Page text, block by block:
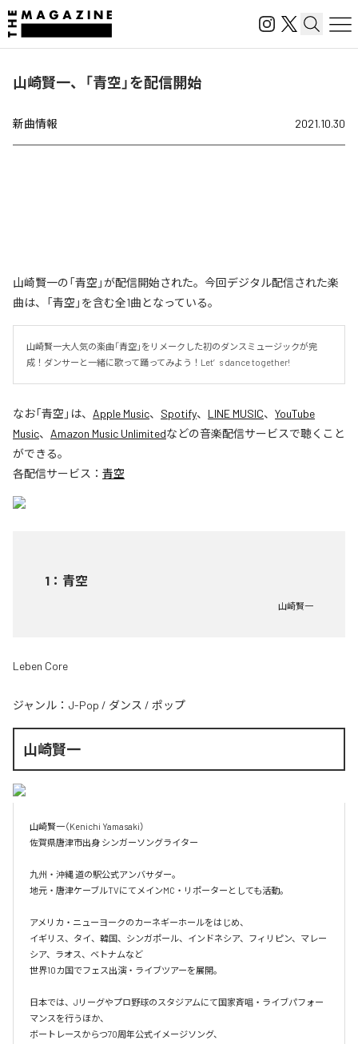
山崎賢一、「青空」を配信開始
新曲情報 2021.10.30
山崎賢一の「青空」が配信開始された。今回デジタル配信された楽
曲は、「青空」を含む全1曲となっている。
山崎賢一大人気の楽曲「青空」をリメークした初のダンスミュージックが完
成！ダンサーと一緒に歌って踊ってみよう！Let′s dance together!
なお「青空 」は、 Apple Music、 Spotify、 LINE MUSIC、 YouTube
Music、 Amazon Music Unlimitedなどの音楽配信サービスで聴くこと
ができる。
各配信サービス： 青空
1 ： 青空
山崎賢一
Leben Core
ジャンル： J-Pop / ダンス / ポップ
山崎賢一
山崎賢一（Kenichi Yamasaki）
佐賀県唐津市出身 シンガーソングライター
九州・沖縄 道の駅公式アンバサダー。
地元・唐津ケーブルTVにてメインMC・リポーターとしても活動。
アメリカ・ニューヨークのカーネギーホールをはじめ、
イギリス、タイ、韓国、シンガポール、インドネシア、フィリピン、マレー
シア、ラオス、ベトナムなど
世界10カ国でフェス出演・ライブツアーを展開。
日本では、Jリーグやプロ野球のスタジアムにて国家斉唱・ライブパフォー
マンスを行うほか、
ボートレースからつ70周年公式イメージソング、